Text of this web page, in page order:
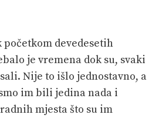
početkom devedesetih
je vremena dok su, svaki
Nije to išlo jednostavno, a
im bili jedina nada i
mjesta što su im